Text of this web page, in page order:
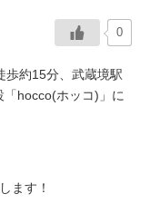
0
歩約15分、武蔵境駅
hocco(ホッコ)」に
ます！